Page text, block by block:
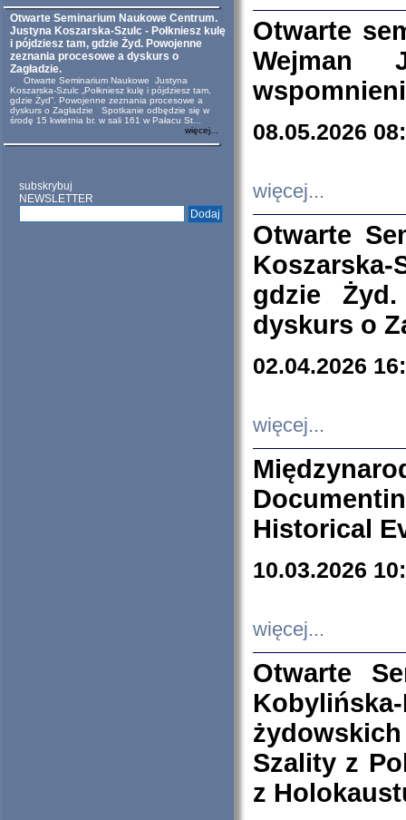
Otwarte Seminarium Naukowe Centrum.
Justyna Koszarska-Szulc - Połkniesz kulę
i pójdziesz tam, gdzie Żyd. Powojenne
zeznania procesowe a dyskurs o
Zagładzie.
Otwarte Seminarium Naukowe Justyna
Koszarska-Szulc „Połkniesz kulę i pójdziesz tam,
gdzie Żyd”. Powojenne zeznania procesowe a
dyskurs o Zagładzie Spotkanie odbędzie się w
środę 15 kwietnia br. w sali 161 w Pałacu St...
więcej...
subskrybuj
NEWSLETTER
Otwarte
Wejman
08.05.2026
więcej...
Otwarte
Koszarska-
gdzie
dyskurs o
02.04.2026
więcej...
Historical
10.03.2026
więcej...
Otwarte
Szality z
z